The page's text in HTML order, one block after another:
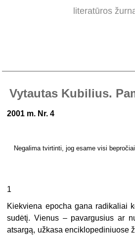
literatūros
Vytautas Kubilius.
2001 m. Nr. 4
Negalima tvirtinti, jog esame visi
1
Kiekviena epocha gana radikaliai
sudėtį. Vienus – pavargusius ar
atsargą, užkasa enciklopediniuose